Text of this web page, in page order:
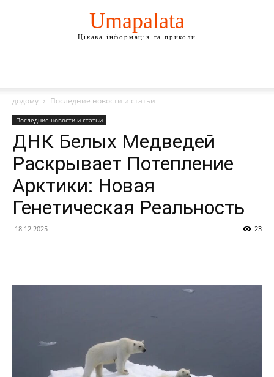
Umapalata
Цікава інформація та приколи
додому Последние новости и статьи
Последние новости и статьи
ДНК Белых Медведей
Раскрывает Потепление
Арктики: Новая
Генетическая Реальность
18.12.2025 23